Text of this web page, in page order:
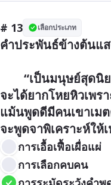
# 13 เลือกประเภท
คำประพันธ์ข้างต้นแ
จะได้ยากโหยหิวเพร
แม้นพูดดีมีคนเข
จะพูดจาพิเคราะห์ให้
การเอื้อเฟื้อเผื่อแผ่
การเลือกคบคน